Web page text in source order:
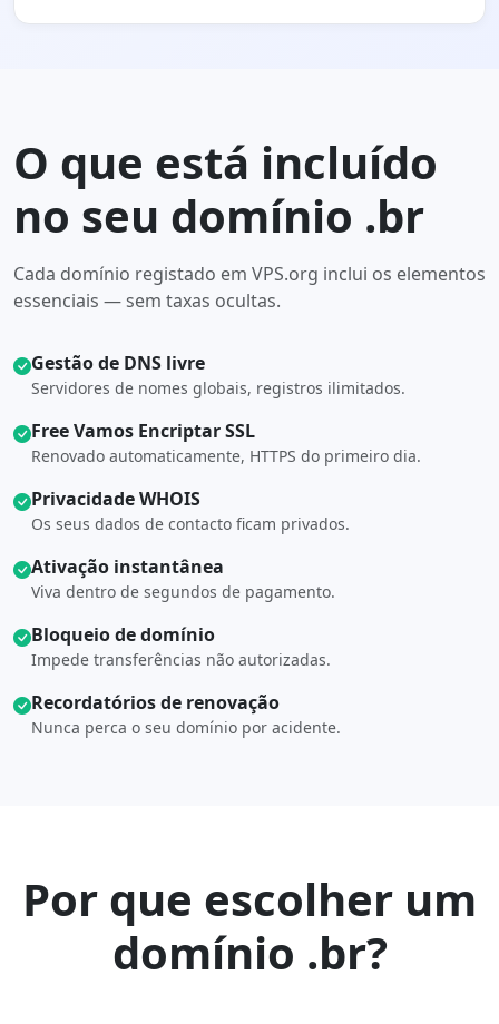
O que está incluído
no seu domínio .br
Cada domínio registado em VPS.org inclui os elementos
essenciais — sem taxas ocultas.
Gestão de DNS livre
Servidores de nomes globais, registros ilimitados.
Free Vamos Encriptar SSL
Renovado automaticamente, HTTPS do primeiro dia.
Privacidade WHOIS
Os seus dados de contacto ficam privados.
Ativação instantânea
Viva dentro de segundos de pagamento.
Bloqueio de domínio
Impede transferências não autorizadas.
Recordatórios de renovação
Nunca perca o seu domínio por acidente.
Por que escolher um
domínio .br?